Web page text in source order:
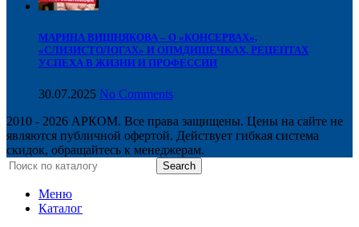
МАРИНА ВИШНЯКОВА – О «КОНСЕРВАХ»,
«СЛИЗИСТОЛОГАХ» И ОПМДИШЕЧКАХ, РЕЦЕПТАХ
УСПЕХА В ЖИЗНИ И ПРОФЕССИИ
30.07.2025 No Comments
2010 - 2026 АРКОМ. Все права защищены. Цены на сайте не
являются публичной офертой. Действует гибкая система
скидок, обращайтесь к менеджерам.
Search
Меню
Каталог